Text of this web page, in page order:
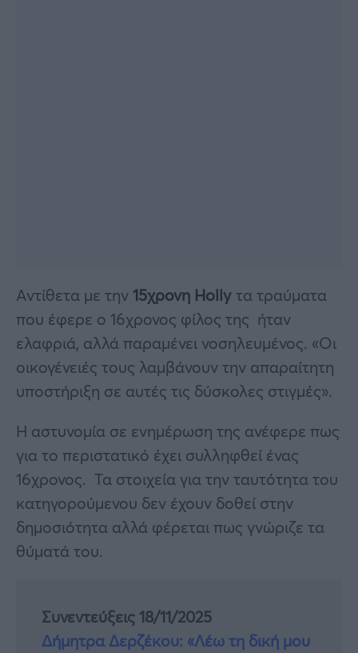
Αντίθετα με την15χρονη Hollyτα τραύματα
που έφερε ο 16χρονος φίλος της ήταν
ελαφριά, αλλά παραμένει νοσηλευμένος. «Οι
οικογένειές τους λαμβάνουν την απαραίτητη
υποστήριξη σε αυτές τις δύσκολες στιγμές».
Η αστυνομία σε ενημέρωση της ανέφερε πως
για το περιστατικό έχει συλληφθεί ένας
16χρονος. Τα στοιχεία για την ταυτότητα του
κατηγορούμενου δεν έχουν δοθεί στην
δημοσιότητα αλλά φέρεται πως γνώριζε τα
θύματά του.
Συνεντεύξεις 18/11/2025
Δήμητρα Δερζέκου: «Λέω τη δική μου